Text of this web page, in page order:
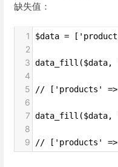
缺失值：
1 $data =
2
3 data_fill($data,
4
5
// ['products'
6
7 data_fill($data,
8
9
// ['products'